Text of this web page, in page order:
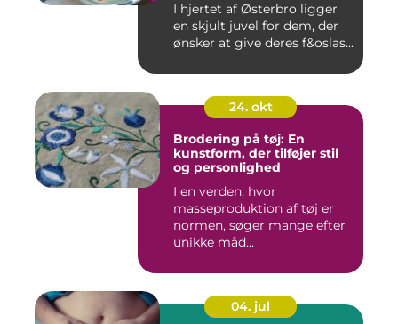
I hjertet af Østerbro ligger
en skjult juvel for dem, der
ønsker at give deres f&oslas...
24. okt
Brodering på tøj: En
kunstform, der tilføjer stil
og personlighed
I en verden, hvor
masseproduktion af tøj er
normen, søger mange efter
unikke måd...
04. jul